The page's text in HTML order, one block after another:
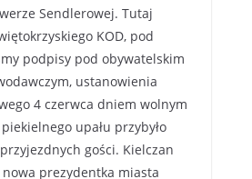
Sendlerowej. Tutaj
KOD, pod
podpisy pod obywatelskim
ustanowienia
4 czerwca dniem wolnym
upału przybyło
gości. Kielczan
nowa prezydentka miasta